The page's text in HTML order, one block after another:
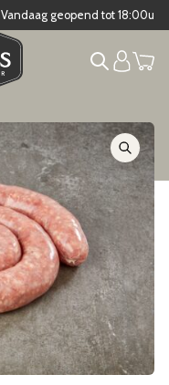
Vandaag geopend tot 18:00u